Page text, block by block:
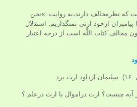
نظرمخالف دارند،به روایت :»نحن
پيامبران ازخود ارثى نمى‏گذاريم. استدلال
مخالف كتاب اللَّه است از درجه اعتبار
برد.
آیه چيست؟ ارث دراموال یا ارث درعلم ؟